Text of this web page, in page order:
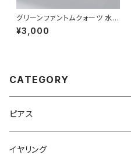
グリーンファントムクォーツ 水晶
ピアス 原石 鉱物 天然石 アレル
ギー対応 ハンドメイド アクセサ
¥3,000
CATEGORY
ピアス
イヤリング